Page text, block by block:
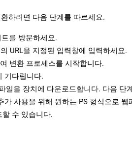
하려면 다음 단계를 따르세요.
를 방문하세요.
URL을 지정된 입력창에 입력하세요.
변환 프로세스를 시작합니다.
기다립니다.
일을 장치에 다운로드합니다. 다음 단
가 사용을 위해 원하는 PS 형식으로 웹
수 있습니다.